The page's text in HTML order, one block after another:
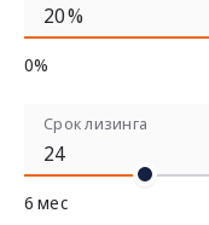
%
0%
Срок лизинга
6 мес